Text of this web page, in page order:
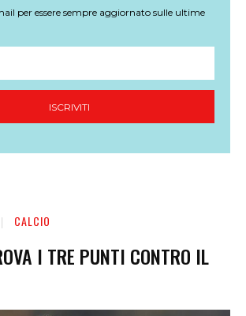
per essere sempre aggiornato sulle ultime
ISCRIVITI